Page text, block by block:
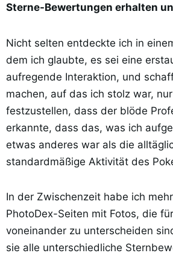
Sterne-Bewertungen erhalten
Nicht selten entdeckte ich in
dem ich glaubte, es sei eine
aufregende Interaktion, und
machen, auf das ich stolz war,
festzustellen, dass der blöde
erkannte, dass das, was ich
etwas anderes war als die
standardmäßige Aktivität des
In der Zwischenzeit habe ich
PhotoDex-Seiten mit Fotos, die
voneinander zu unterscheiden
sie alle unterschiedliche